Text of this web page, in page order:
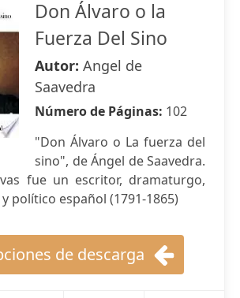
Don Álvaro o la
Fuerza Del Sino
Autor: Angel de
Saavedra
Número de Páginas: 102
"Don Álvaro o La fuerza del
sino", de Ángel de Saavedra.
fue un escritor, dramaturgo,
político español (1791-1865)
de descarga